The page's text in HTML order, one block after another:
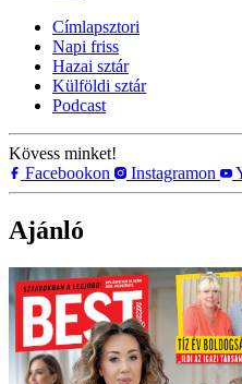
Címlapsztori
Napi friss
Hazai sztár
Külföldi sztár
Podcast
Kövess minket!
Facebookon
Instagramon
Ajánló